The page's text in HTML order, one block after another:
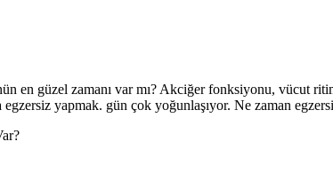
en güzel zamanı var mı? Akciğer fonksiyonu, vücut
egzersiz yapmak. gün çok yoğunlaşıyor. Ne zaman